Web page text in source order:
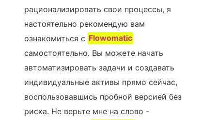
рационализировать свои процессы, я
настоятельно рекомендую вам
ознакомиться с Flowomatic
самостоятельно. Вы можете начать
автоматизировать задачи и создавать
индивидуальные активы прямо сейчас,
воспользовавшись пробной версией без
риска. Не верьте мне на слово -